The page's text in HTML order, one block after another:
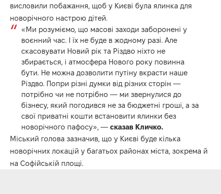
висловили побажання, щоб у Києві була ялинка для
новорічного настрою дітей.
«Ми розуміємо, що масові заходи заборонені у
воєнний час. І їх не буде в жодному разі. Але
скасовувати Новий рік та Різдво ніхто не
збирається, і атмосфера Нового року повинна
бути. Не можна дозволити путіну вкрасти наше
Різдво. Попри різні думки від різних сторін —
потрібно чи не потрібно — ми звернулися до
бізнесу, який погодився не за бюджетні гроші, а за
свої приватні кошти встановити ялинки без
новорічного пафосу», — сказав Кличко.
Міський голова зазначив, що у Києві буде кілька
новорічних локацій у багатьох районах міста, зокрема й
на Софійській площі.